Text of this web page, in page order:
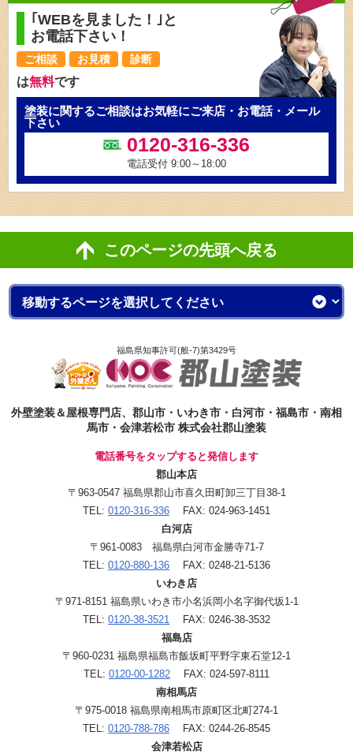
｢WEBを見ました！｣と
お電話下さい！
ご相談 お見積 診断
は無料です
塗装に関するご相談はお気軽にご来店・お電話・メール
下さい
0120-316-336
電話受付 9:00～18:00
このページの先頭へ戻る
福島県知事許可(般-7)第3429号
外壁塗装＆屋根専門店、郡山市・いわき市・白河市・福島市・南相
馬市・会津若松市 株式会社郡山塗装
電話番号をタップすると発信します
郡山本店
〒963-0547 福島県郡山市喜久田町卸三丁目38-1
TEL: 0120-316-336 FAX: 024-963-1451
白河店
〒961-0083 福島県白河市金勝寺71-7
TEL: 0120-880-136 FAX: 0248-21-5136
いわき店
〒971-8151 福島県いわき市小名浜岡小名字御代坂1-1
TEL: 0120-38-3521
FAX: 0246-38-3532
福島店
〒960-0231 福島県福島市飯坂町平野字東石堂12-1
TEL: 0120-00-1282 FAX: 024-597-8111
南相馬店
〒975-0018 福島県南相馬市原町区北町274-1
TEL: 0120-788-786 FAX: 0244-26-8545
会津若松店